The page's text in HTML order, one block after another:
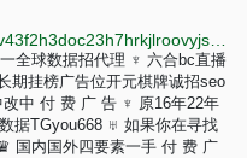
全球数据招代理 ♆ 六合bc直播
期挂榜广告位开元棋牌诚招seo
中 付 费 广 告 ♆ 原16年22年
据TGyou668 ♅ 如果你在寻找
国内国外四要素一手 付 费 广